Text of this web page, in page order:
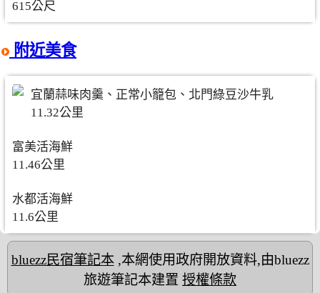
615公尺
附近美食
宜蘭蒜味肉羹、正常小籠包、北門綠豆沙牛乳
11.32公里
富美活海鮮
11.46公里
水都活海鮮
11.6公里
bluezz民宿筆記本,本網使用政府開放資料,由bluezz
旅遊筆記本建置 授權條款